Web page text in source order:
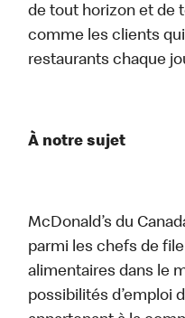
de tout horizon et de
comme les clients
restaurants chaque
À notre sujet
McDonald’s du
parmi les chefs de
alimentaires dans le
possibilités d’emploi